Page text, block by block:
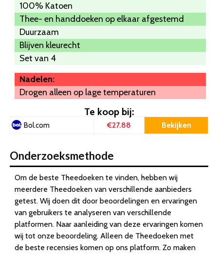
100% Katoen
Thee- en handdoeken op elkaar afgestemd
Duurzaam
Blijven kleurecht
Set van 4
Nadelen:
Drogen alleen op lage temperaturen
Te koop bij:
Bol.com €27.88 Bekijken
Onderzoeksmethode
Om de beste Theedoeken te vinden, hebben wij
meerdere Theedoeken van verschillende aanbieders
getest. Wij doen dit door beoordelingen en ervaringen
van gebruikers te analyseren van verschillende
platformen. Naar aanleiding van deze ervaringen komen
wij tot onze beoordeling. Alleen de Theedoeken met
de beste recensies komen op ons platform. Zo maken